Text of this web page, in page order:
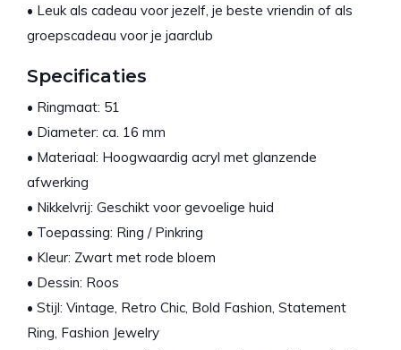
• Leuk als cadeau voor jezelf, je beste vriendin of als
groepscadeau voor je jaarclub
Specificaties
• Ringmaat: 51
• Diameter: ca. 16 mm
• Materiaal: Hoogwaardig acryl met glanzende
afwerking
• Nikkelvrij: Geschikt voor gevoelige huid
• Toepassing: Ring / Pinkring
• Kleur: Zwart met rode bloem
• Dessin: Roos
• Stijl: Vintage, Retro Chic, Bold Fashion, Statement
Ring, Fashion Jewelry